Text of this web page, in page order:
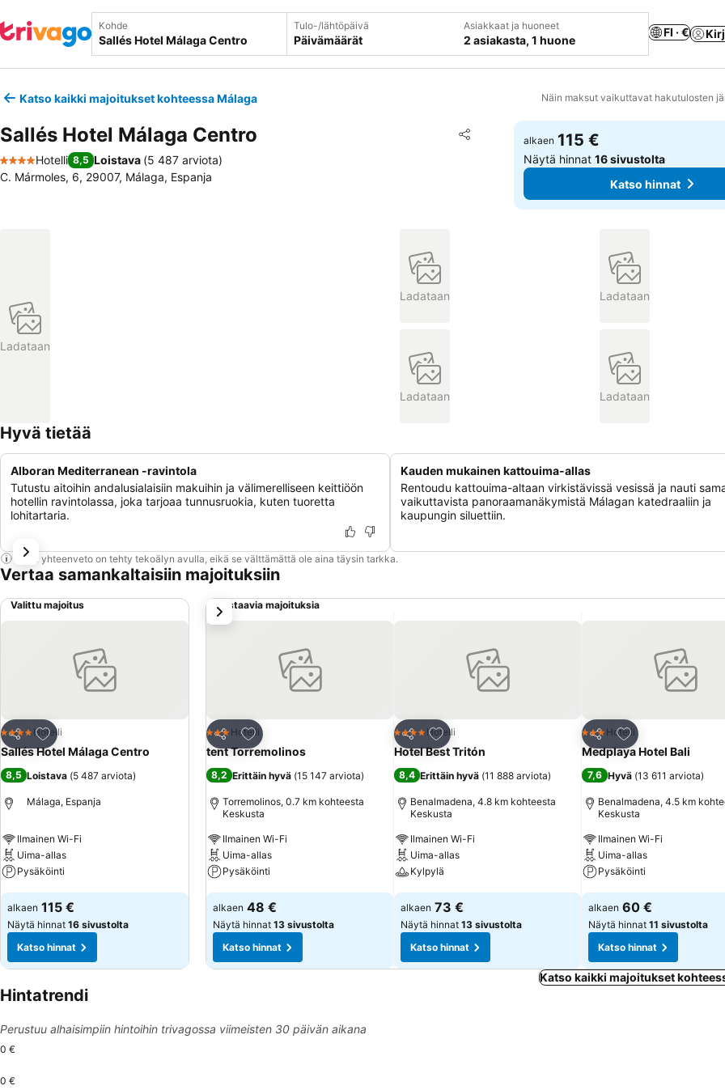
Kohde Tulo-/lähtöpäivä
Päivämäärät
Asiakkaat ja huoneet
2 asiakasta, 1 huone
FI · €
Katso kaikki majoitukset kohteessa Málaga Näin maksut vaikuttavat hakutulosten
Sallés Hotel Málaga Centro Jaa
Lisää suosikkeihin
4 Tähtiluokitus
Hotelli 8,5 Loistava (5 487 arviota)
C. Mármoles, 6, 29007, Málaga, Espanja
alkaen 115 €
Näytä hinnat16 sivustolta
Katso hinnat
Ladataan
Ladataan Ladataan
Ladataan Ladataan
Hyvä tietää
Alboran Mediterranean -ravintola
Tutustu aitoihin andalusialaisiin makuihin ja välimerelliseen keittiöön
hotellin ravintolassa, joka tarjoaa tunnusruokia, kuten tuoretta
lohitartaria.
Kauden mukainen kattouima-allas
Rentoudu kattouima-altaan virkistävissä vesissä ja nauti
vaikuttavista panoraamanäkymistä Málagan katedraaliin ja
kaupungin siluettiin.
Tämä yhteenveto on tehty tekoälyn avulla, eikä se välttämättä ole aina täysin tarkka.
Vertaa samankaltaisiin majoituksiin
Valittu majoitus
Jaa
Lisää suosikkeihin
4 Tähtiluokitus
Hotelli
Sallés Hotel Málaga Centro
8,5 Loistava (5 487 arviota)
Málaga, Espanja
Ilmainen Wi-Fi
Uima-allas
Pysäköinti
Katso hinnat
alkaen 115 €
Näytä hinnat 16 sivustolta
Katso hinnat
Vastaavia majoituksia
Jaa
Lisää suosikkeihin
3 Tähtiluokitus
Hotelli
tent Torremolinos
8,2 Erittäin hyvä (15 147 arviota)
Torremolinos, 0.7 km kohteesta
Keskusta
Ilmainen Wi-Fi
Uima-allas
Pysäköinti
Katso hinnat
alkaen 48 €
Näytä hinnat 13 sivustolta
Katso hinnat
Jaa
Lisää suosikkeihin
4 Tähtiluokitus
Hotelli
Hotel Best Tritón
8,4 Erittäin hyvä (11 888 arviota)
Benalmadena, 4.8 km kohteesta
Keskusta
Ilmainen Wi-Fi
Uima-allas
Kylpylä
Katso hinnat
alkaen 73 €
Näytä hinnat 13 sivustolta
Katso hinnat
Jaa
Lisää suosikkeihin
3 Tähtiluokitus
Hotelli
Medplaya Hotel Bali
7,6 Hyvä (13 611 arviota)
Benalmadena, 4.5 km
Keskusta
Ilmainen Wi-Fi
Uima-allas
Pysäköinti
Katso hinnat
alkaen 60 €
Näytä hinnat 11 sivustolta
Katso hinnat
seuraava
Katso kaikki majoitukset
Hintatrendi
Perustuu alhaisimpiin hintoihin trivagossa viimeisten 30 päivän aikana
0 €
0 €